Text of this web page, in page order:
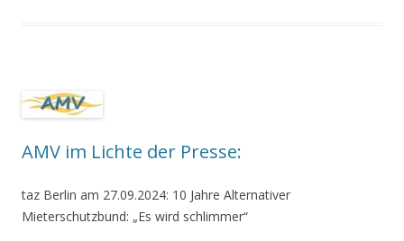
AMV im Lichte der Presse:
taz Berlin am 27.09.2024: 10 Jahre Alternativer
Mieterschutzbund: „Es wird schlimmer“